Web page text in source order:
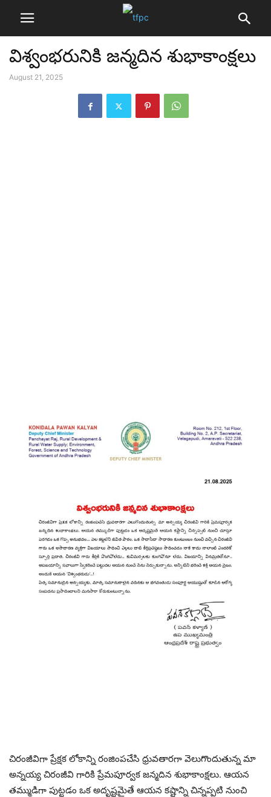
విశ్వంభరునికి జన్మదిన శుభాకాంక్షలు
August 21, 2025
చిరంజీవిగా ప్రేక్షక లోకాన్ని రంజింపచేసి ధ్రువతారగా వెలుగొందుతున్న మా
అన్నయ్య చిరంజీవి గారికి ప్రేమపూర్వక జన్మదిన శుభాకాంక్షలు. ఆయన
తమ్ముడిగా పుట్టడం ఒక అదృష్టమైతే ఆయన కష్టాన్ని చిన్నప్పటి నుంచి